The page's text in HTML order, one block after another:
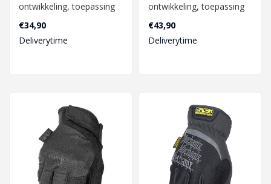
ontwikkeling, toepassing
in de werkomgeving en
constante verbet..
€34,90
Deliverytime
ontwikkeling, toepassing
in de werkomgeving en
constante verbet..
€43,90
Deliverytime